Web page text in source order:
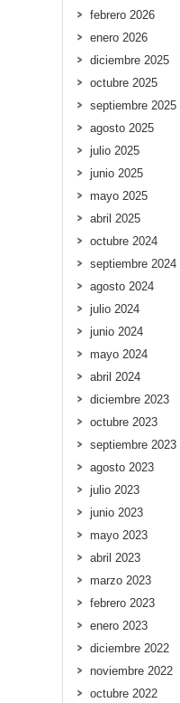
febrero 2026
enero 2026
diciembre 2025
octubre 2025
septiembre 2025
agosto 2025
julio 2025
junio 2025
mayo 2025
abril 2025
octubre 2024
septiembre 2024
agosto 2024
julio 2024
junio 2024
mayo 2024
abril 2024
diciembre 2023
octubre 2023
septiembre 2023
agosto 2023
julio 2023
junio 2023
mayo 2023
abril 2023
marzo 2023
febrero 2023
enero 2023
diciembre 2022
noviembre 2022
octubre 2022